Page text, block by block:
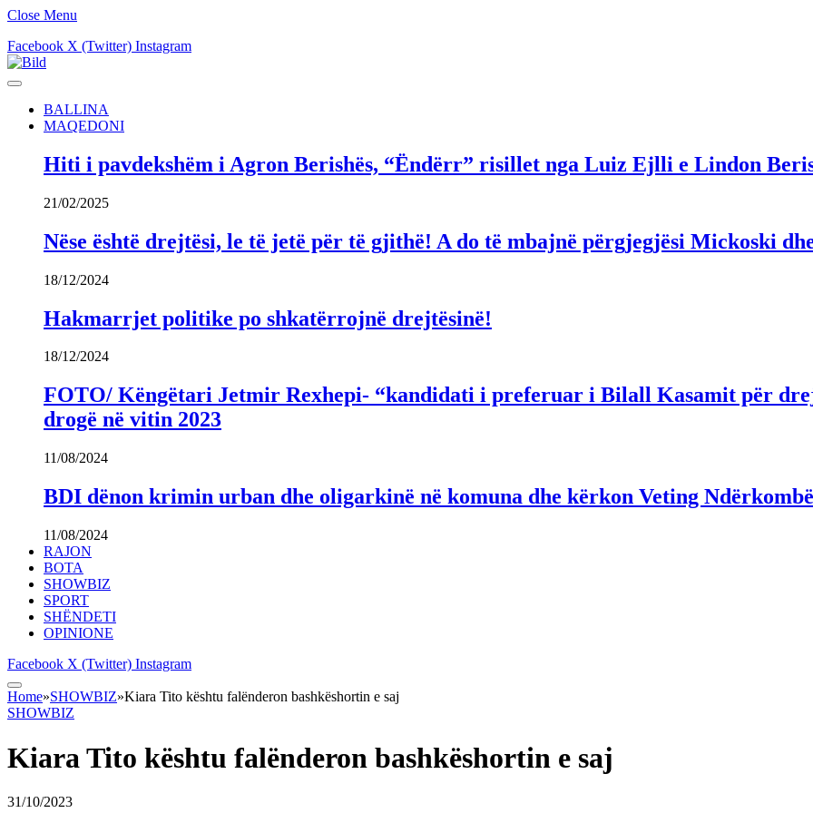
Close Menu
Facebook X (Twitter) Instagram
BALLINA
MAQEDONI
Hiti i pavdekshëm i Agron Berishës, “Ëndërr” risillet nga Luiz Ejlli e Lindon
21/02/2025
Nëse është drejtësi, le të jetë për të gjithë! A do të mbajnë përgjegjësi Mickoski
18/12/2024
Hakmarrjet politike po shkatërrojnë drejtësinë!
18/12/2024
FOTO/ Këngëtari Jetmir Rexhepi- “kandidati i preferuar i Bilall Kasamit për
drogë në vitin 2023
11/08/2024
BDI dënon krimin urban dhe oligarkinë në komuna dhe kërkon Veting
11/08/2024
RAJON
BOTA
SHOWBIZ
SPORT
SHËNDETI
OPINIONE
Facebook X (Twitter) Instagram
Home»SHOWBIZ»Kiara Tito kështu falënderon bashkëshortin e saj
SHOWBIZ
Kiara Tito kështu falënderon bashkëshortin e saj
31/10/2023